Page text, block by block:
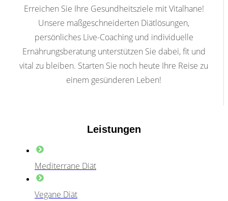
Erreichen Sie Ihre Gesundheitsziele mit Vitalhane!
Unsere maßgeschneiderten Diätlösungen,
persönliches Live-Coaching und individuelle
Ernährungsberatung unterstützen Sie dabei, fit und
vital zu bleiben. Starten Sie noch heute Ihre Reise zu
einem gesünderen Leben!
Leistungen
Mediterrane Diät
Vegane Diät